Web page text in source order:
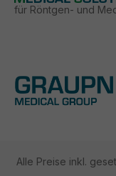
für Röntgen- und
Alle Preise inkl.